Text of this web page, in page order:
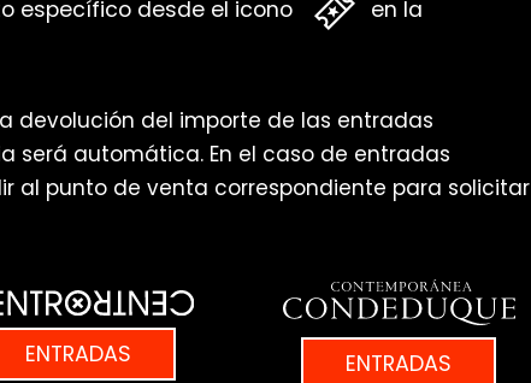
específico desde el icono
en la
devolución del importe de las entradas
será automática. En el caso de entradas
al punto de venta correspondiente para solicitar
ENTRADAS ENTRADAS